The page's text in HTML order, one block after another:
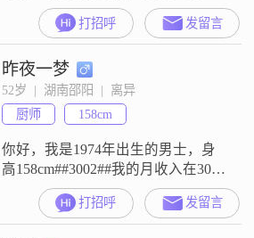
柴米油盐酱醋茶居家过日子看着顺
眼舒服开心就好。身体好，钱够
用，一起有话说，相互扶持，相互
关心体贴，家庭和睦，子孝孙贤就
是幸福。你诚我真，有缘无缘一切
随缘吧！诗曰：宝庆城里又春风，
难寻知音心万重；年华已随流水
去，半生姻缘谁相逢？
打招呼 发留言
昨夜一梦
52岁  |  湖南邵阳  |  离异
厨师
158cm
你好，我是1974年出生的男士，身
高158cm##3002##我的月收入在3001
到5000元这个区间，工作地点在邵
阳##3002##我的学历是中专
##3002##我这个人性格比较稳重可
打招呼 发留言